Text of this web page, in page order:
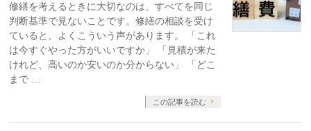
修繕を考えるときに大切なのは、すべてを同じ
判断基準で見ないことです。修繕の相談を受け
ていると、よくこういう声があります。 「これ
は今すぐやった方がいいですか」 「見積が来た
けれど、高いのか安いのか分からない」 「どこ
まで …
この記事を読む